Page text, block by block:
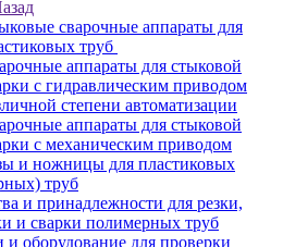
сварочные аппараты для
труб
аппараты для стыковой
с гидравлическим приводом
степени автоматизации
аппараты для стыковой
с механическим приводом
и ножницы для пластиковых
труб
и принадлежности для резки,
и сварки полимерных труб
оборудование для проверки